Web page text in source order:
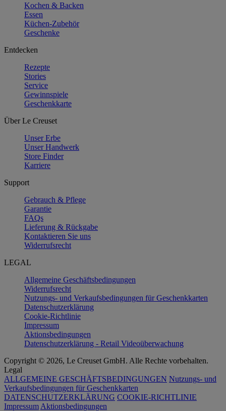
Kochen & Backen
Essen
Küchen-Zubehör
Geschenke
Entdecken
Rezepte
Stories
Service
Gewinnspiele
Geschenkkarte
Über Le Creuset
Unser Erbe
Unser Handwerk
Store Finder
Karriere
Support
Gebrauch & Pflege
Garantie
FAQs
Lieferung & Rückgabe
Kontaktieren Sie uns
Widerrufsrecht
LEGAL
Allgemeine Geschäftsbedingungen
Widerrufsrecht
Nutzungs- und Verkaufsbedingungen für Geschenkkarten
Datenschutzerklärung
Cookie-Richtlinie
Impressum
Aktionsbedingungen
Datenschutzerklärung - Retail Videoüberwachung
Copyright © 2026, Le Creuset GmbH. Alle Rechte vorbehalten.
Legal
ALLGEMEINE GESCHÄFTSBEDINGUNGEN Nutzungs- und
Verkaufsbedingungen für Geschenkkarten
DATENSCHUTZERKLÄRUNG COOKIE-RICHTLINIE
Impressum Aktionsbedingungen